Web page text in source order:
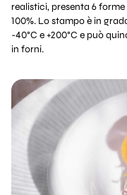
realistici, presenta 6
100%. Lo stampo è in
-40°C e +200°C e può
in forni.